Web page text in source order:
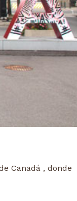
Canadá , donde